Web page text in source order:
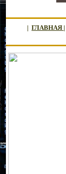
| ГЛАВНАЯ |